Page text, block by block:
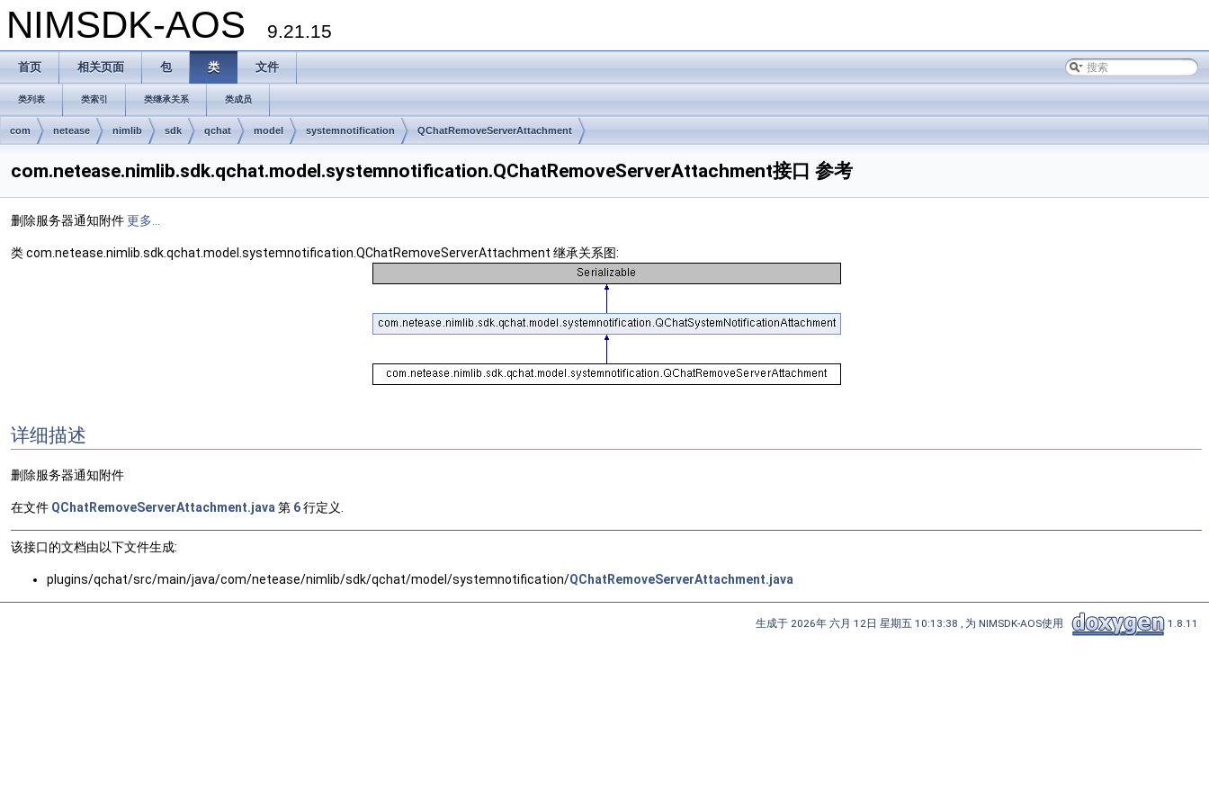
NIMSDK-AOS 9.21.15
首页 相关页面 包 类 文件
类列表 类索引 类继承关系 类成员
com netease nimlib sdk qchat model systemnotification QChatRemoveServerAttachment
com.netease.nimlib.sdk.qchat.model.systemnotification.QChatRemoveServerAttachment接口 参考
删除服务器通知附件更多...
类 com.netease.nimlib.sdk.qchat.model.systemnotification.QChatRemoveServerAttachment 继承关系图:
详细描述
删除服务器通知附件
在文件 QChatRemoveServerAttachment.java 第 6行定义.
该接口的文档由以下文件生成:
plugins/qchat/src/main/java/com/netease/nimlib/sdk/qchat/model/systemnotification/QChatRemoveServerAttachment.java
生成于 2026年 六月 12日 星期五 10:13:38 , 为 NIMSDK-AOS使用 1.8.11